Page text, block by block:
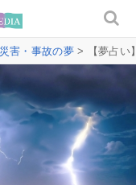
災害・事故の夢> 【夢占い